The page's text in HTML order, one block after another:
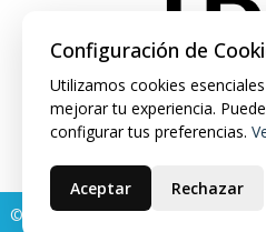
© 2026 TRX Market. Todos los
Configuración de
Utilizamos cookies
mejorar tu experiencia.
configurar tus preferencias.
Aceptar Rechazar